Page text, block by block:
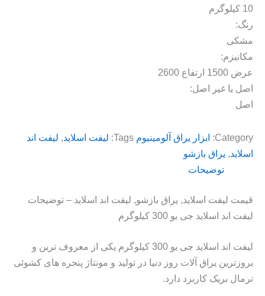
10 کیلوگرم
رنگ:
مشکی
مکانیزم:
عرض 1500 ارتفاع 2600
اصل یا غیر اصل:
اصل
Category: ابزار یراق آلومینیوم Tags: لیفت اسلاید, لیفت اند
اسلاید, یراق بازشو
توضیحات
قیمت لیفت اسلاید, یراق بازشو, لیفت اند اسلاید – توضیحات
لیفت اند اسلاید جی یو 300 کیلوگرم
لیفت اند اسلاید جی یو 300 کیلوگرم یکی از معروف ترین و
بروزترین یراق آلات روز دنیا در تولید و مونتاژ پنجره های کشوئی
ترمال بریک کاربرد دارد.